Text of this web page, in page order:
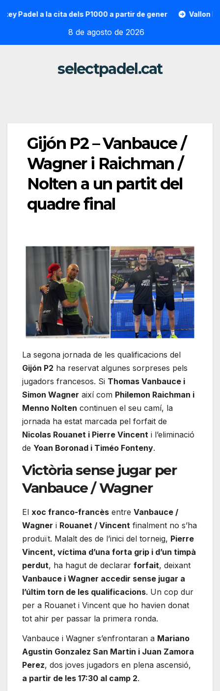
a la cita dels P1000 a partir de gener Vallon Hoarau
8 de agosto de 2026
selectpadel.cat
Gijón P2 – Vanbauce /
Wagner i Raichman /
Nolten a un partit del
quadre final
La segona jornada de les qualificacions del
Gijón P2 ha reservat algunes sorpreses pels
jugadors francesos. Si Thomas Vanbauce i
Simon Wagner així com Philemon Raichman i
Menno Nolten continuen el seu camí, la
jornada ha estat marcada pel forfait de
Nicolas Rouanet i Pierre Vincent i l’eliminació
de Yoan Boronad i Timéo Fonteny.
Victòria sense jugar per
Vanbauce / Wagner
El xoc franco-francès entre Vanbauce /
Wagner i Rouanet / Vincent finalment no s’ha
produït. Malalt des de l’inici del torneig, Pierre
Vincent, víctima d’una forta grip i d’un timpà
perdut, ha hagut de declarar forfait, deixant
Vanbauce i Wagner accedir sense jugar a
l’últim torn de les qualificacions. Un cop dur
per a Rouanet i Vincent que ho havien donat
tot ahir per passar la primera ronda.
Vanbauce i Wagner s’enfrontaran a Mariano
Agustin Gonzalez San Martin i Juan Zamora
Perez, dos joves jugadors en plena ascensió,
a partir de les 17:30 al camp 2.